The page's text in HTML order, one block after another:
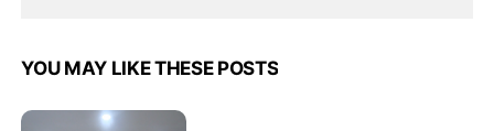
YOU MAY LIKE THESE POSTS